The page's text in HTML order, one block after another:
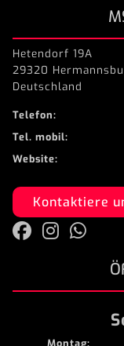
Hetendorf 19A
29320
Deutschland
Telefon:
Tel. mobil:
Website:
Kontaktiere
Montag: